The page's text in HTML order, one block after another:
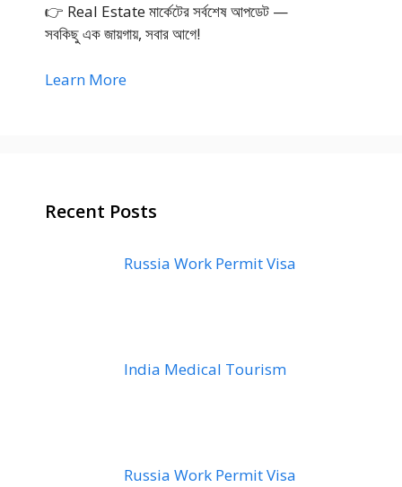
👉 Real Estate মার্কেটের সর্বশেষ আপডেট —
সবকিছু এক জায়গায়, সবার আগে!
Learn More
Recent Posts
Russia Work Permit Visa
India Medical Tourism
Russia Work Permit Visa